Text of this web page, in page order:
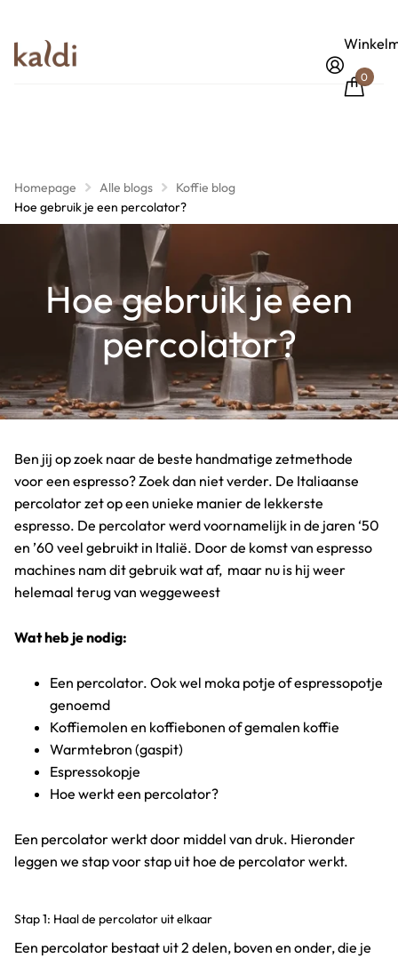
0
Homepage Alle blogs
Koffie blog
Hoe gebruik je een percolator?
Hoe gebruik je een
percolator?
Ben jij op zoek naar de beste handmatige zetmethode
voor een espresso? Zoek dan niet verder. De Italiaanse
percolator zet op een unieke manier de lekkerste
espresso. De percolator werd voornamelijk in de jaren ‘50
en ’60 veel gebruikt in Italië. Door de komst van espresso
machines nam dit gebruik wat af, maar nu is hij weer
helemaal terug van weggeweest
Wat heb je nodig:
Een percolator. Ook wel moka potje of espressopotje
genoemd
Koffiemolen en koffiebonen of gemalen koffie
Warmtebron (gaspit)
Espressokopje
Hoe werkt een percolator?
Een percolator werkt door middel van druk. Hieronder
leggen we stap voor stap uit hoe de percolator werkt.
Stap 1: Haal de percolator uit elkaar
Een percolator bestaat uit 2 delen, boven en onder, die je